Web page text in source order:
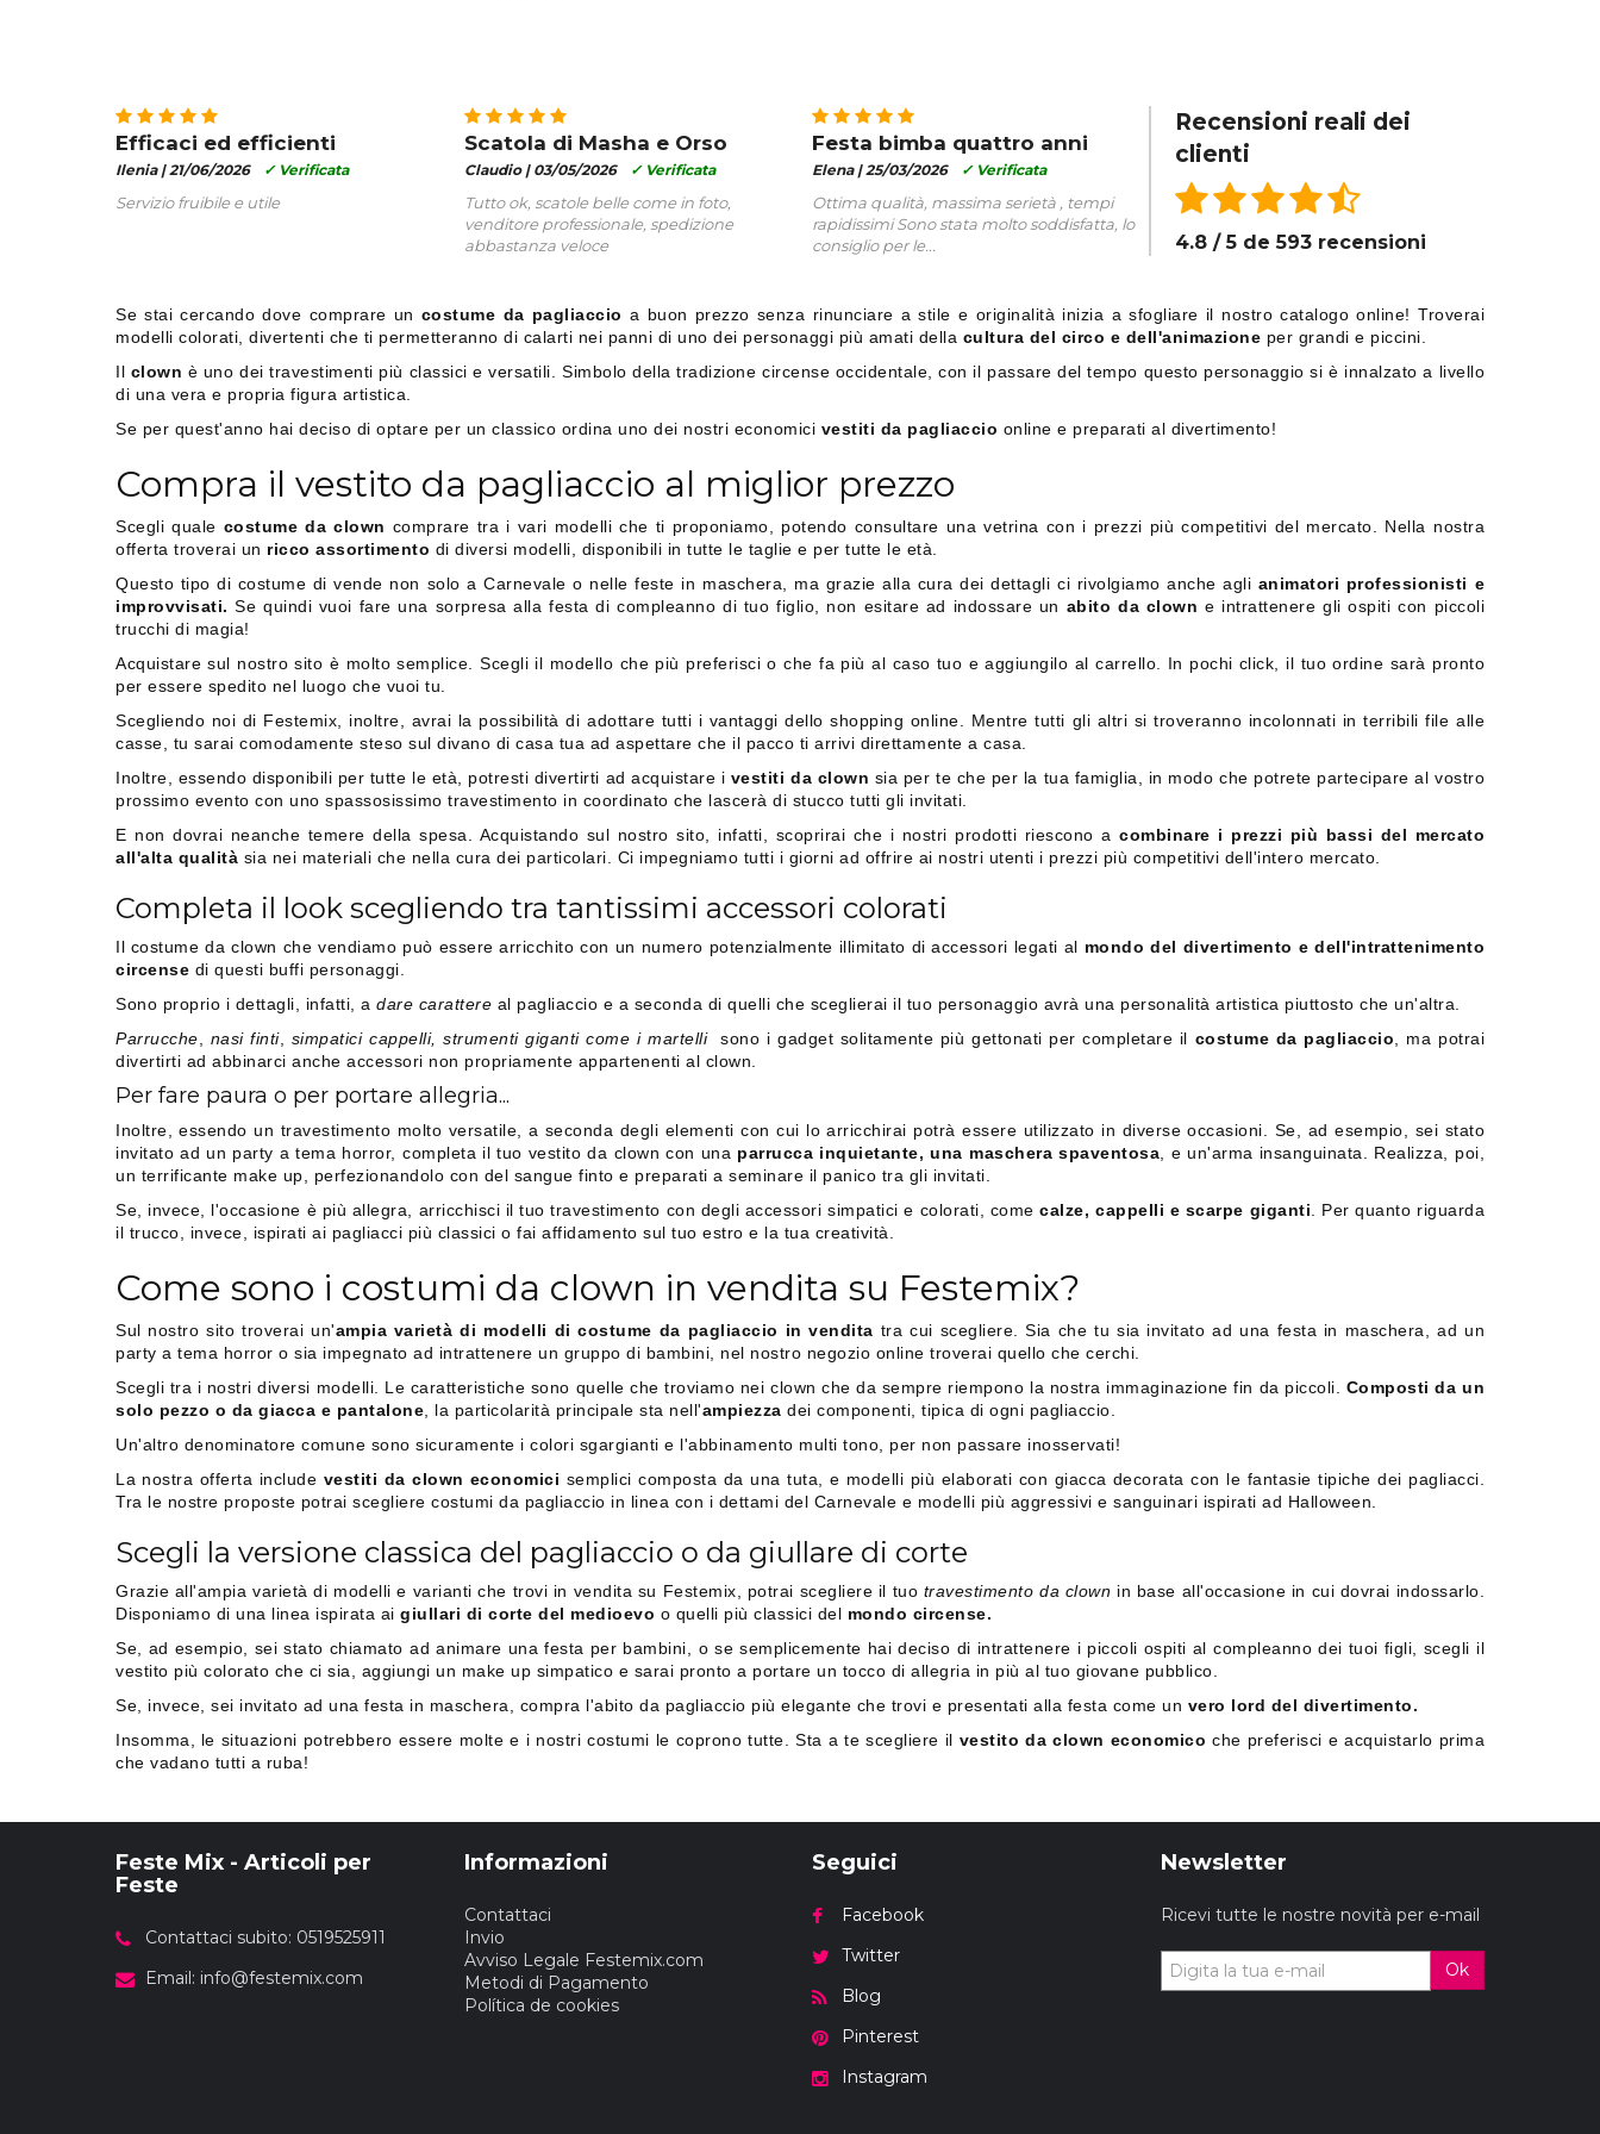
Efficaci ed efficienti
Ilenia |21/06/2026 ✓ Verificata
Servizio fruibile e utile
Scatola di Masha e Orso
Claudio | 03/05/2026 ✓ Verificata
Tutto ok, scatole belle come in foto,
venditore professionale, spedizione
abbastanza veloce
Festa bimba quattro anni
Elena |25/03/2026 ✓ Verificata
Ottima qualità, massima serietà , tempi
rapidissimi Sono stata molto soddisfatta, lo
consiglio per le...
Recensioni reali dei
clienti
4.8 / 5 de 593 recensioni
Se stai cercando dove comprare un costume da pagliaccio a buon prezzo senza rinunciare a stile e originalità inizia a sfogliare il nostro catalogo online! Troverai
modelli colorati, divertenti che ti permetteranno di calarti nei panni di uno dei personaggi più amati della cultura del circo e dell'animazione per grandi e piccini.
Il clown è uno dei travestimenti più classici e versatili. Simbolo della tradizione circense occidentale, con il passare del tempo questo personaggio si è innalzato a livello
di una vera e propria figura artistica.
Se per quest'anno hai deciso di optare per un classico ordina uno dei nostri economici vestiti da pagliaccio online e preparati al divertimento!
Compra il vestito da pagliaccio al miglior prezzo
Scegli quale costume da clown comprare tra i vari modelli che ti proponiamo, potendo consultare una vetrina con i prezzi più competitivi del mercato. Nella nostra
offerta troverai un ricco assortimento di diversi modelli, disponibili in tutte le taglie e per tutte le età.
Questo tipo di costume di vende non solo a Carnevale o nelle feste in maschera, ma grazie alla cura dei dettagli ci rivolgiamo anche agli animatori professionisti e
improvvisati. Se quindi vuoi fare una sorpresa alla festa di compleanno di tuo figlio, non esitare ad indossare un abito da clown e intrattenere gli ospiti con piccoli
trucchi di magia!
Acquistare sul nostro sito è molto semplice. Scegli il modello che più preferisci o che fa più al caso tuo e aggiungilo al carrello. In pochi click, il tuo ordine sarà pronto
per essere spedito nel luogo che vuoi tu.
Scegliendo noi di Festemix, inoltre, avrai la possibilità di adottare tutti i vantaggi dello shopping online. Mentre tutti gli altri si troveranno incolonnati in terribili file alle
casse, tu sarai comodamente steso sul divano di casa tua ad aspettare che il pacco ti arrivi direttamente a casa.
Inoltre, essendo disponibili per tutte le età, potresti divertirti ad acquistare i vestiti da clown sia per te che per la tua famiglia, in modo che potrete partecipare al vostro
prossimo evento con uno spassosissimo travestimento in coordinato che lascerà di stucco tutti gli invitati.
E non dovrai neanche temere della spesa. Acquistando sul nostro sito, infatti, scoprirai che i nostri prodotti riescono a combinare i prezzi più bassi del mercato
all'alta qualità sia nei materiali che nella cura dei particolari. Ci impegniamo tutti i giorni ad offrire ai nostri utenti i prezzi più competitivi dell'intero mercato.
Completa il look scegliendo tra tantissimi accessori colorati
Il costume da clown che vendiamo può essere arricchito con un numero potenzialmente illimitato di accessori legati al mondo del divertimento e dell'intrattenimento
circense di questi buffi personaggi.
Sono proprio i dettagli, infatti, a dare carattere al pagliaccio e a seconda di quelli che sceglierai il tuo personaggio avrà una personalità artistica piuttosto che un'altra.
Parrucche
nasi finti, simpatici cappelli, strumenti giganti come i martelli sono i gadget solitamente più gettonati per completare il costume da pagliaccio , ma potrai
divertirti ad abbinarci anche accessori non propriamente appartenenti al clown.
Per fare paura o per portare allegria...
Inoltre, essendo un travestimento molto versatile, a seconda degli elementi con cui lo arricchirai potrà essere utilizzato in diverse occasioni. Se, ad esempio, sei stato
invitato ad un party a tema horror, completa il tuo vestito da clown con una parrucca inquietante, una maschera spaventosa , e un'arma insanguinata. Realizza, poi,
un terrificante make up, perfezionandolo con del sangue finto e preparati a seminare il panico tra gli invitati.
Se, invece, l'occasione è più allegra, arricchisci il tuo travestimento con degli accessori simpatici e colorati, comecalze, cappelli e scarpe giganti . Per quanto riguarda
il trucco, invece, ispirati ai pagliacci più classici o fai affidamento sul tuo estro e la tua creatività.
Come sono i costumi da clown in vendita su Festemix?
Sul nostro sito troverai un'ampia varietà di modelli di costume da pagliaccio in vendita tra cui scegliere. Sia che tu sia invitato ad una festa in maschera, ad un
party a tema horror o sia impegnato ad intrattenere un gruppo di bambini, nel nostro negozio online troverai quello che cerchi.
Scegli tra i nostri diversi modelli. Le caratteristiche sono quelle che troviamo nei clown che da sempre riempono la nostra immaginazione fin da piccoli. Composti da un
solo pezzo o da giacca e pantalone , la particolarità principale sta nell'ampiezza dei componenti, tipica di ogni pagliaccio.
Un'altro denominatore comune sono sicuramente i colori sgargianti e l'abbinamento multi tono, per non passare inosservati!
La nostra offerta include vestiti da clown economici semplici composta da una tuta, e modelli più elaborati con giacca decorata con le fantasie tipiche dei pagliacci.
Tra le nostre proposte potrai scegliere costumi da pagliaccio in linea con i dettami del Carnevale e modelli più aggressivi e sanguinari ispirati ad Halloween.
Scegli la versione classica del pagliaccio o da giullare di corte
Grazie all'ampia varietà di modelli e varianti che trovi in vendita su Festemix, potrai scegliere il tuo travestimento da clown in base all'occasione in cui dovrai indossarlo.
Disponiamo di una linea ispirata ai giullari di corte del medioevo o quelli più classici del mondo circense.
Se, ad esempio, sei stato chiamato ad animare una festa per bambini, o se semplicemente hai deciso di intrattenere i piccoli ospiti al compleanno dei tuoi figli, scegli il
vestito più colorato che ci sia, aggiungi un make up simpatico e sarai pronto a portare un tocco di allegria in più al tuo giovane pubblico.
Se, invece, sei invitato ad una festa in maschera, compra l'abito da pagliaccio più elegante che trovi e presentati alla festa come un vero lord del divertimento.
Insomma, le situazioni potrebbero essere molte e i nostri costumi le coprono tutte. Sta a te scegliere il vestito da clown economico che preferisci e acquistarlo prima
che vadano tutti a ruba!
Feste Mix - Articoli per
Feste
Contattaci subito: 0519525911
Email: info@festemix.com
Informazioni
Contattaci
Invio
Avviso Legale Festemix.com
Metodi di Pagamento
Política de cookies
Seguici
Facebook
Twitter
Blog
Pinterest
Instagram
Newsletter
Ricevi tutte le nostre novità per e-mail
Ok